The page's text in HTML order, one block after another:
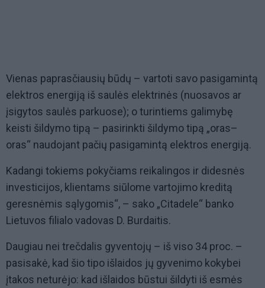
Vienas paprasčiausių būdų – vartoti savo pasigamintą
elektros energiją iš saulės elektrinės (nuosavos ar
įsigytos saulės parkuose); o turintiems galimybę
keisti šildymo tipą – pasirinkti šildymo tipą „oras–
oras“ naudojant pačių pasigamintą elektros energiją.
Kadangi tokiems pokyčiams reikalingos ir didesnės
investicijos, klientams siūlome vartojimo kreditą
geresnėmis sąlygomis“, – sako „Citadele“ banko
Lietuvos filialo vadovas D. Burdaitis.
Daugiau nei trečdalis gyventojų – iš viso 34 proc. –
pasisakė, kad šio tipo išlaidos jų gyvenimo kokybei
įtakos neturėjo: kad išlaidos būstui šildyti iš esmės